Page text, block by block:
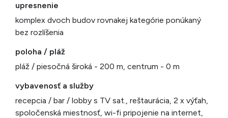
upresnenie
komplex dvoch budov rovnakej kategórie ponúkaný
bez rozlíšenia
poloha / pláž
pláž / piesočná široká - 200 m, centrum - 0 m
vybavenosť a služby
recepcia / bar / lobby s TV sat., reštaurácia, 2 x výťah,
spoločenská miestnosť, wi-fi pripojenie na internet,